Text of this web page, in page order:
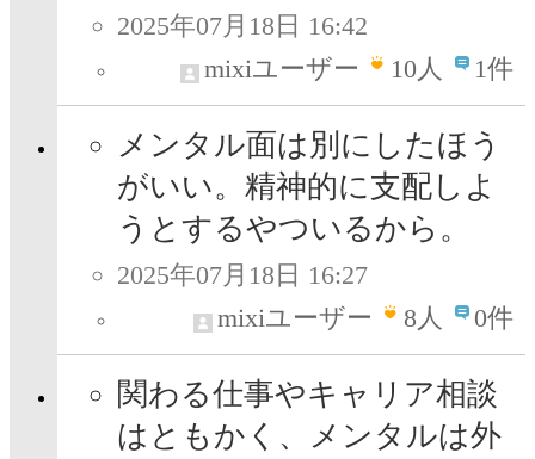
2025年07月18日 16:42
mixiユーザー
10人 1件
メンタル面は別にしたほう
がいい。精神的に支配しよ
うとするやついるから。
2025年07月18日 16:27
mixiユーザー
8人 0件
関わる仕事やキャリア相談
はともかく、メンタルは外